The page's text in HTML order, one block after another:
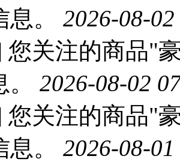
息。 2026-08-
您关注的商品"
。 2026-08-02
您关注的商品"
息。 2026-08-